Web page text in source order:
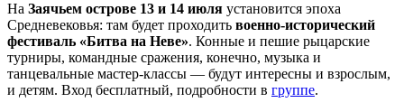
На Заячьем острове 13 и 14 июля установится эпоха
Средневековья: там будет проходить военно-исторический
фестиваль «Битва на Неве». Конные и пешие рыцарские
турниры, командные сражения, конечно, музыка и
танцевальные мастер-классы — будут интересны и взрослым,
и детям. Вход бесплатный, подробности в группе.